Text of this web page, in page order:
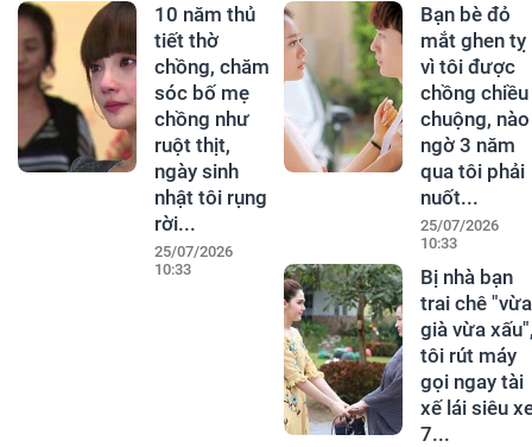
10 năm thủ
tiết thờ
chồng, chăm
sóc bố mẹ
chồng như
ruột thịt,
ngày sinh
nhật tôi rụng
rời...
25/07/2026
10:33
Bạn bè đỏ
mắt ghen tỵ
vì tôi được
chồng chiều
chuộng, nào
ngờ 3 năm
qua tôi phải
nuốt...
25/07/2026
10:33
Bị nhà bạn
trai chê "vừa
già vừa
tôi rút máy
gọi ngay tài
xế lái siêu
7...